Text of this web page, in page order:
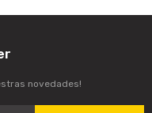
novedades!